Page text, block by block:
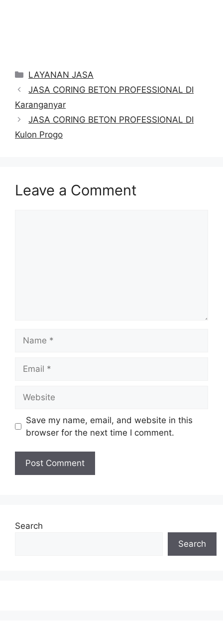
Categories
LAYANAN JASA
JASA CORING BETON PROFESSIONAL DI
Karanganyar
JASA CORING BETON PROFESSIONAL DI
Kulon Progo
Leave a Comment
Save my name, email, and website in this
browser for the next time I comment.
Search
Search